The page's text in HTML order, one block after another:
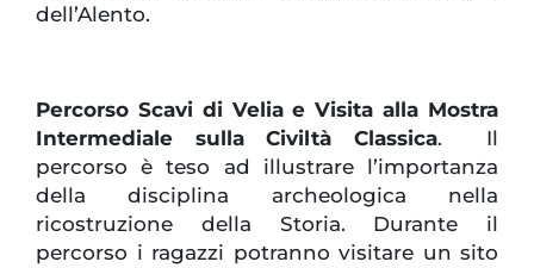
dell’Alento.
Percorso Scavi di Velia e Visita alla Mostra
Intermediale sulla Civiltà Classica. Il
percorso è teso ad illustrare l’importanza
della disciplina archeologica nella
ricostruzione della Storia. Durante il
percorso i ragazzi potranno visitare un sito